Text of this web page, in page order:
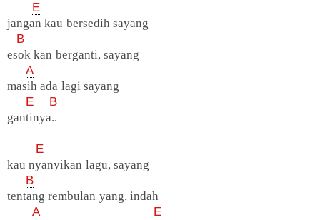
E
jangan kau bersedih sayang
B
esok kan berganti, sayang
A
masih ada lagi sayang
E
B
gantinya..
E
kau nyanyikan lagu, sayang
B
tentang rembulan yang, indah
A
E